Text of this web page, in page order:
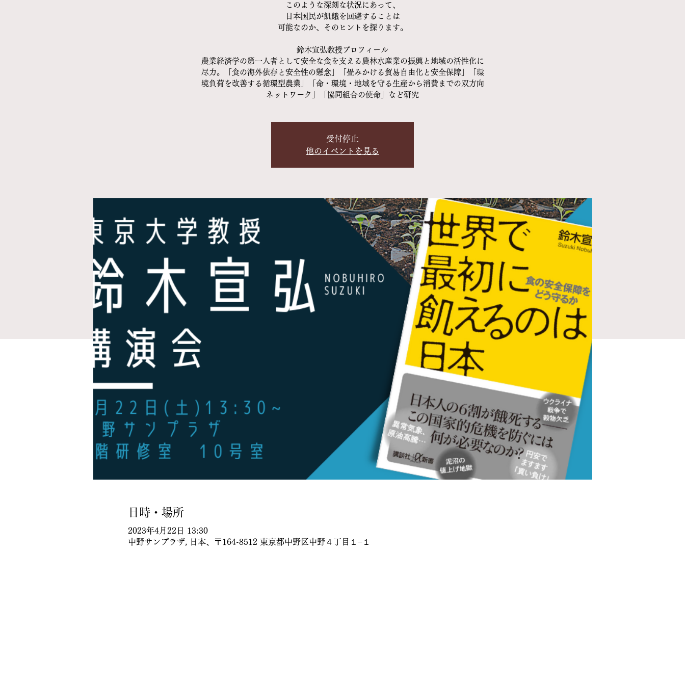
このような深刻な状況にあって、
日本国民が飢餓を回避することは
可能なのか、そのヒントを探ります。
鈴木宣弘教授プロフィール
農業経済学の第一人者として安全な食を支える農林水産業の振興と地域の活性化に
尽力。「食の海外依存と安全性の懸念」「畳みかける貿易自由化と安全保障」「環
境負荷を改善する循環型農業」「命・環境・地域を守る生産から消費までの双方向
ネットワーク」「協同組合の使命」など研究
受付停止
他のイベントを見る
日時・場所
2023年4月22日 13:30
中野サンプラザ, 日本、〒164-8512 東京都中野区中野４丁目１−１